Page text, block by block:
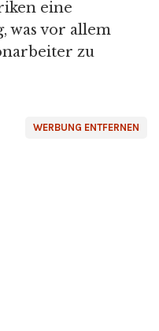
eine
was vor allem
zu
WERBUNG ENTFERNEN